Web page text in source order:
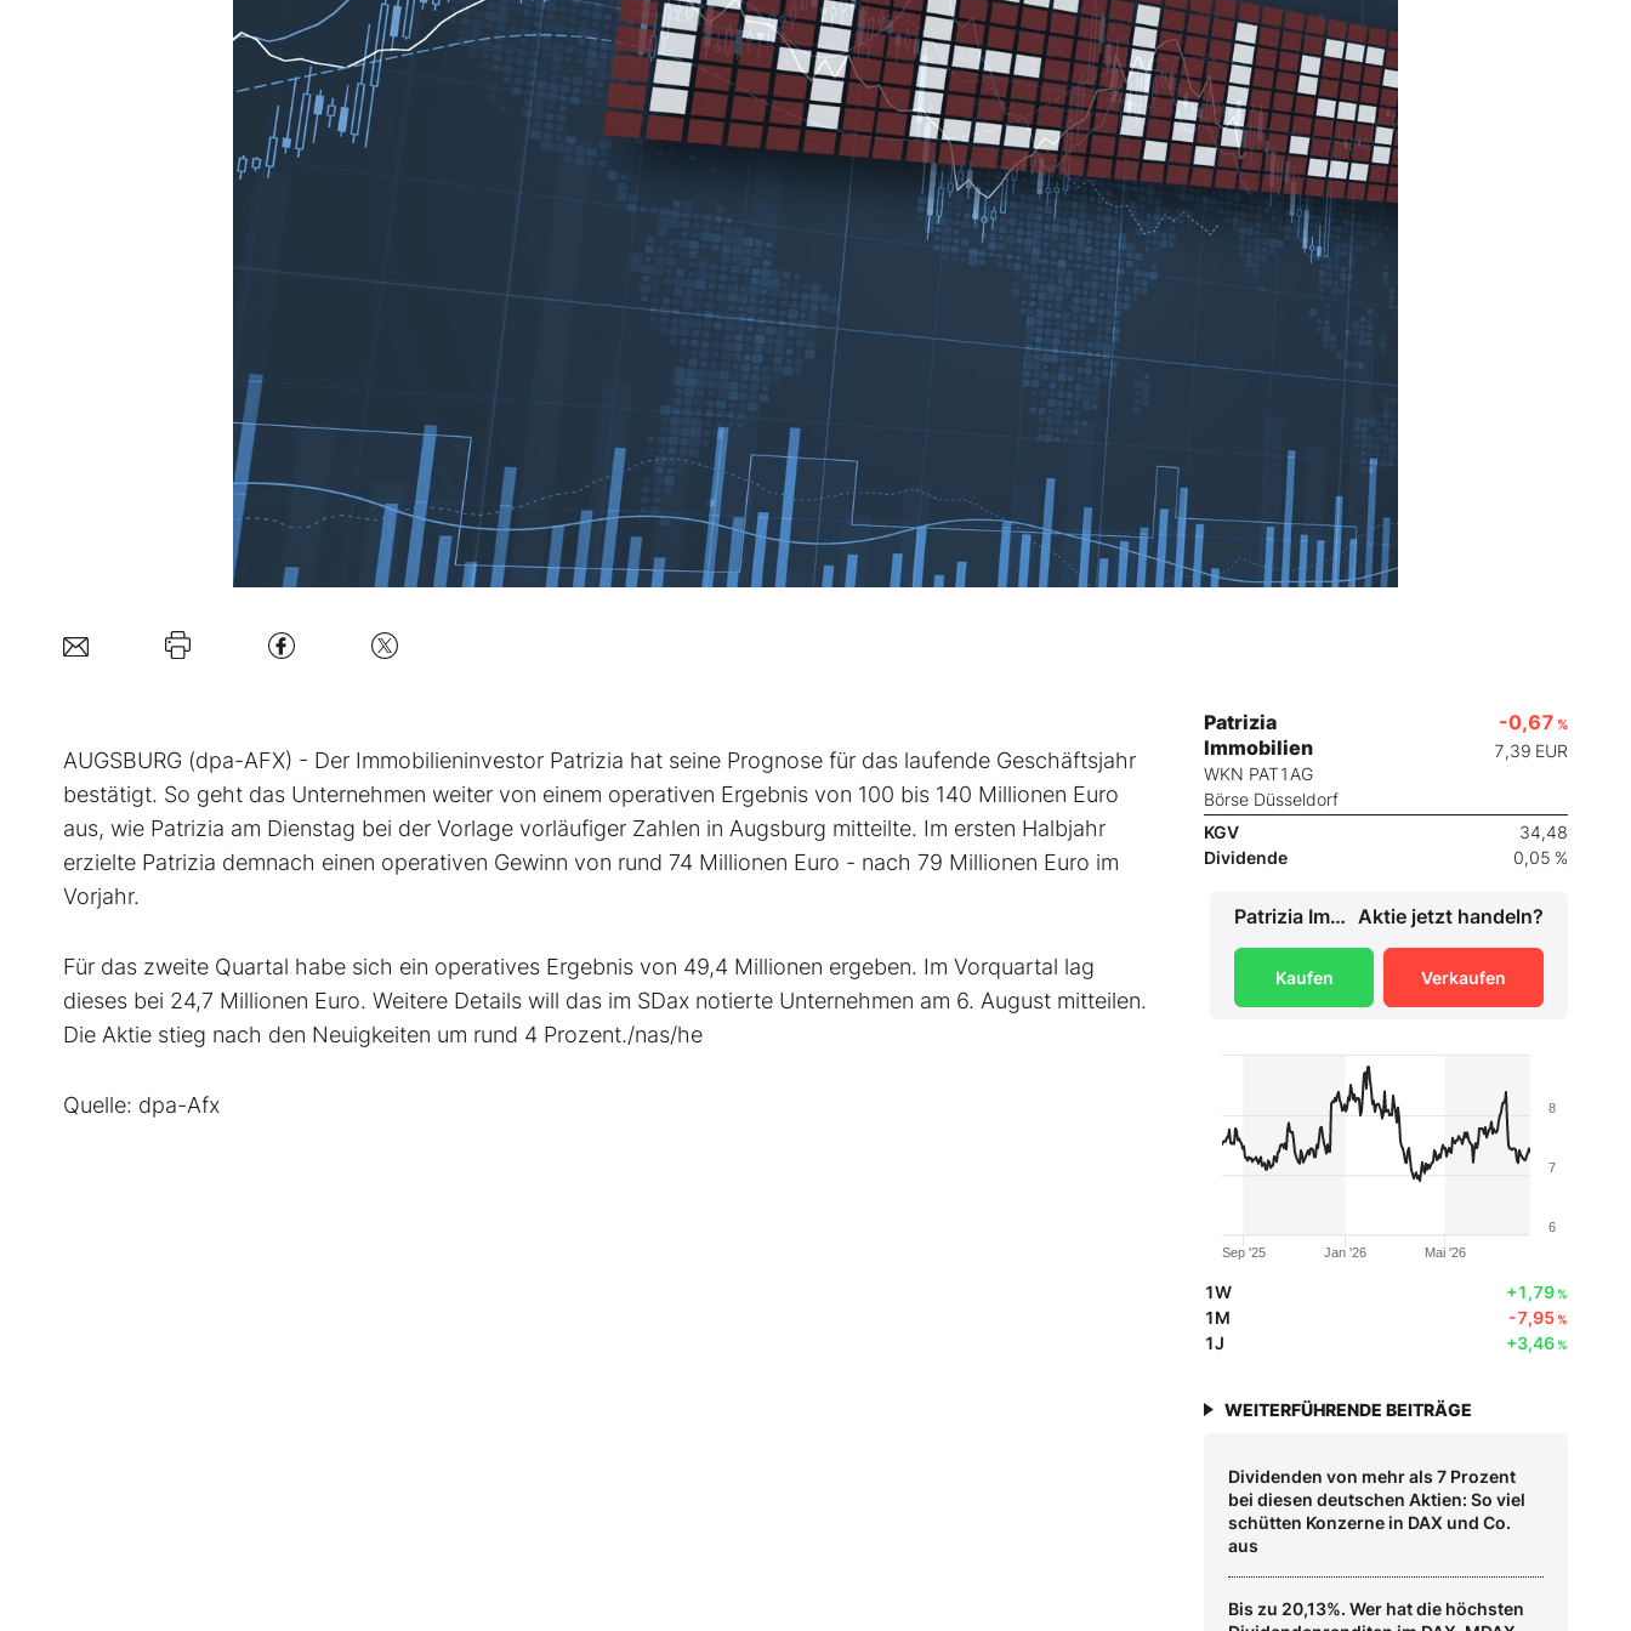
Mein B:O
Mein Konto
AUGSBURG (dpa-AFX) - Der Immobilieninvestor Patrizia hat seine Prognose für das laufende Geschäftsjahr
bestätigt. So geht das Unternehmen weiter von einem operativen Ergebnis von 100 bis 140 Millionen Euro
aus, wie Patrizia am Dienstag bei der Vorlage vorläufiger Zahlen in Augsburg mitteilte. Im ersten Halbjahr
erzielte Patrizia demnach einen operativen Gewinn von rund 74 Millionen Euro - nach 79 Millionen Euro im
Vorjahr.
Für das zweite Quartal habe sich ein operatives Ergebnis von 49,4 Millionen ergeben. Im Vorquartal lag
dieses bei 24,7 Millionen Euro. Weitere Details will das im SDax notierte Unternehmen am 6. August mitteilen.
Die Aktie stieg nach den Neuigkeiten um rund 4 Prozent./nas/he
Quelle: dpa-Afx
Patrizia
Immobilien
WKN PAT1AG
Börse Düsseldorf
-0,67 %
7,39 EUR
KGV
34,48
Dividende
0,05 %
Patrizia Immobilien Aktie jetzt handeln?
Kaufen Verkaufen
Jan '26
Sep '25 Mai '26
6
7
8
1W +1,79%
1M -7,95%
1J +3,46%
WEITERFÜHRENDE BEITRÄGE
Dividenden von mehr als 7 Prozent
bei diesen deutschen Aktien: So viel
schütten Konzerne in DAX und Co.
aus
Bis zu 20,13%. Wer hat die höchsten